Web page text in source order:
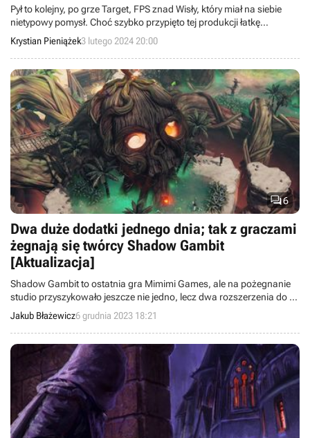
Pył to kolejny, po grze Target, FPS znad Wisły, który miał na siebie
nietypowy pomysł. Choć szybko przypięto tej produkcji łatkę
„polskiego Quake’a”, w istocie bliżej jej było do serii Thief.
Krystian Pieniążek3 lutego 2024 20:00
6
Dwa duże dodatki jednego dnia; tak z graczami
żegnają się twórcy Shadow Gambit
[Aktualizacja]
Shadow Gambit to ostatnia gra Mimimi Games, ale na pożegnanie
studio przyszykowało jeszcze nie jedno, lecz dwa rozszerzenia do tej
produkcji, jak również sporo bezpłatnej zawartości.
Jakub Błażewicz6 grudnia 2023 18:21